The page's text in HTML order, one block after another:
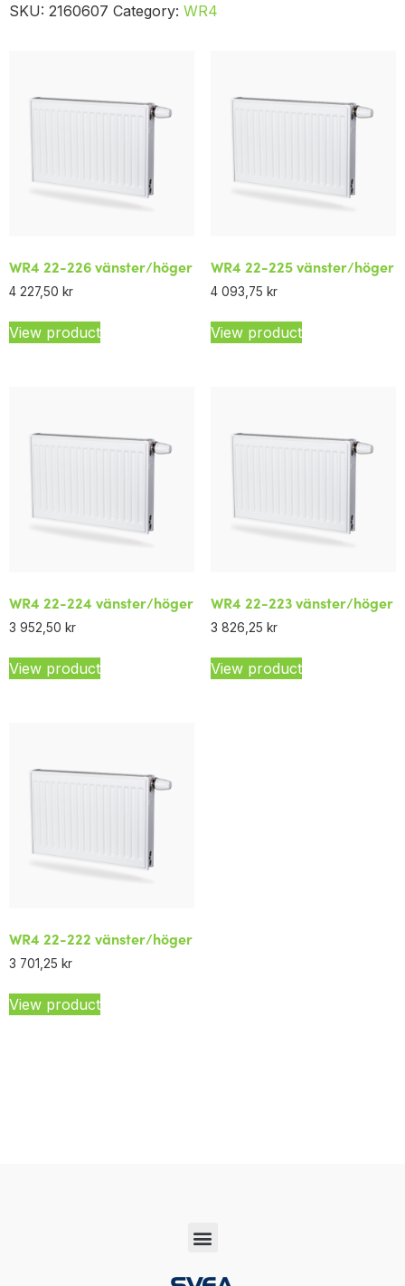
SKU: 2160607 Category: WR4
WR4 22-226 vänster/höger
4 227,50 kr
View product
WR4 22-225 vänster/höger
4 093,75 kr
View product
WR4 22-224 vänster/höger
3 952,50 kr
View product
WR4 22-223 vänster/höger
3 826,25 kr
View product
WR4 22-222 vänster/höger
3 701,25 kr
View product